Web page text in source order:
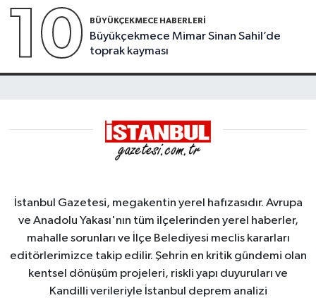
10 BÜYÜKÇEKMECE HABERLERI
Büyükçekmece Mimar Sinan Sahil’de
toprak kayması
İstanbul Gazetesi, megakentin yerel hafızasıdır. Avrupa
ve Anadolu Yakası'nın tüm ilçelerinden yerel haberler,
mahalle sorunları ve İlçe Belediyesi meclis kararları
editörlerimizce takip edilir. Şehrin en kritik gündemi olan
kentsel dönüşüm projeleri, riskli yapı duyuruları ve
Kandilli verileriyle İstanbul deprem analizi